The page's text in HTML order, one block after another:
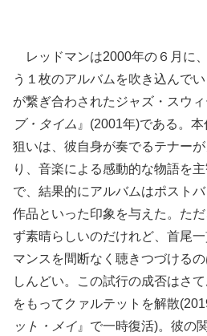
レッドマンは2000年の６月に
う１枚のアルバムを吹き込んで
が繋ぎ合わされたジャズ・スウ
ブ・タイム 』(2001年)である。
狙いは、彼自身が奏でるテナー
り、音楽による感動的な物語を
で、結果的にアルバムはポスト
作品といった印象を与えた。た
ず素晴らしいのだけれど、首尾
マンスを間断なく聴きつづける
しんどい。この試行の成否はさ
をもってクァルテットを解散
ット・メイ 』で一時復活)。彼の